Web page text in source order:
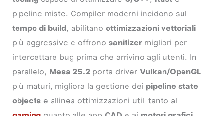
pipeline miste. Compiler moderni incidono sul
tempo di build, abilitanoottimizzazioni vettoriali
più aggressive e offrono sanitizer migliori per
intercettare bug prima che arrivino agli utenti. In
parallelo, Mesa 25.2 porta driverVulkan/OpenGL
più maturi, migliora la gestione dei pipeline state
objects e allinea ottimizzazioni utili tanto al